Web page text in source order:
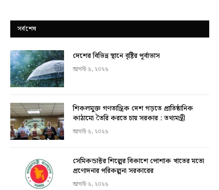
সর্বশেষ
দেশের বিভিন্ন স্থানে বৃষ্টির পূর্বাভাস
আগস্ট ৬, ২০২৬
শিকলমুক্ত গণতান্ত্রিক দেশ গড়তে প্রাতিষ্ঠানিক
কাঠামো তৈরি করতে চায় সরকার : তথ্যমন্ত্রী
আগস্ট ৬, ২০২৬
সেমিকন্ডাক্টর শিল্পের বিকাশে পোশাক খাতের মতো
প্রণোদনার পরিকল্পনা সরকারের
আগস্ট ৬, ২০২৬